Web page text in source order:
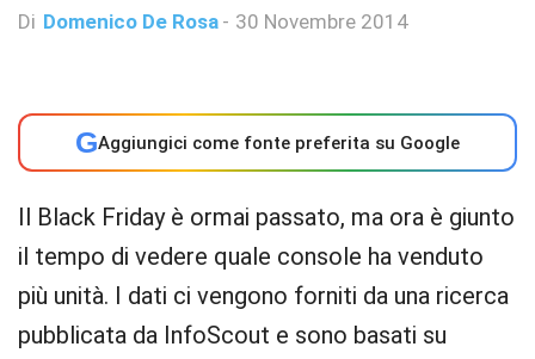
Di Domenico De Rosa - 30 Novembre 2014
GAggiungici come fonte preferita su Google
Il Black Friday è ormai passato, ma ora è giunto
il tempo di vedere quale console ha venduto
più unità. I dati ci vengono forniti da una ricerca
pubblicata da InfoScout e sono basati su